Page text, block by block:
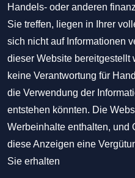
Handels- oder anderen
Sie treffen, liegen in Ihrer
sich nicht auf Informationen
dieser Website bereitgestellt
keine Verantwortung für
die Verwendung der
entstehen könnten. Die
Werbeinhalte enthalten, und
diese Anzeigen eine
Sie erhalten